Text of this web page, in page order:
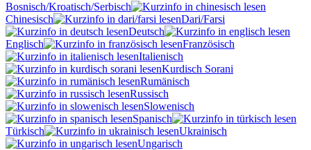
Bosnisch/Kroatisch/Serbisch
Chinesisch
Dari/Farsi
Deutsch
Englisch
Französisch
Italienisch
Kurdisch Sorani‎
Rumänisch
Russisch
Slowenisch
Spanisch
Türkisch
Ukrainisch
Ungarisch